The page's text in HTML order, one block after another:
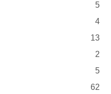
5
4
13
2
5
62